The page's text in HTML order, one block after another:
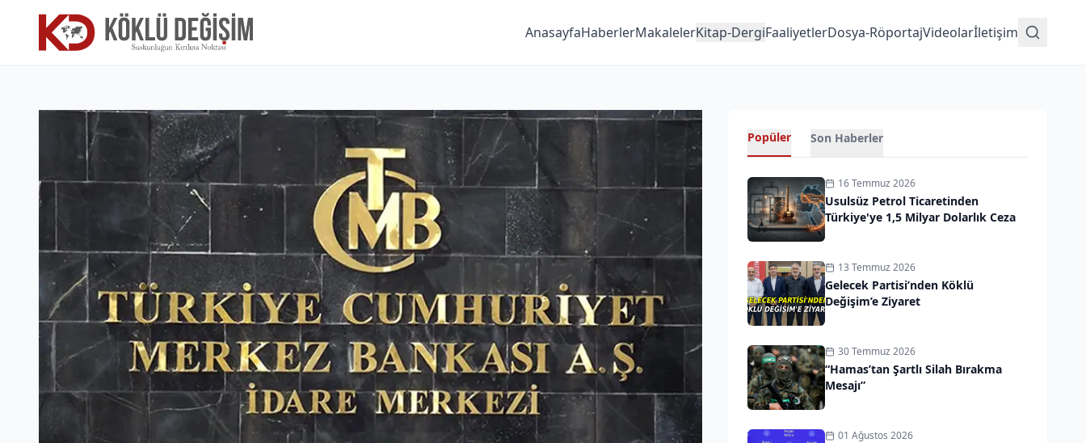
AnasayfaHaberlerMakalelerKitap-DergiFaaliyetlerDosya-RöportajVideolarİletişim
Popüler Son Haberler
16 Temmuz 2026
Usulsüz Petrol Ticaretinden
Türkiye'ye 1,5 Milyar Dolarlık Ceza
13 Temmuz 2026
Gelecek Partisi’nden Köklü
Değişim’e Ziyaret
30 Temmuz 2026
“Hamas’tan Şartlı Silah Bırakma
Mesajı”
01 Ağustos 2026